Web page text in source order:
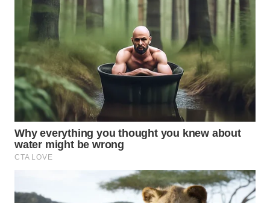
WN
KEPULAUAN
SERIBU
WN
TANGERANG
WN
BINJAI